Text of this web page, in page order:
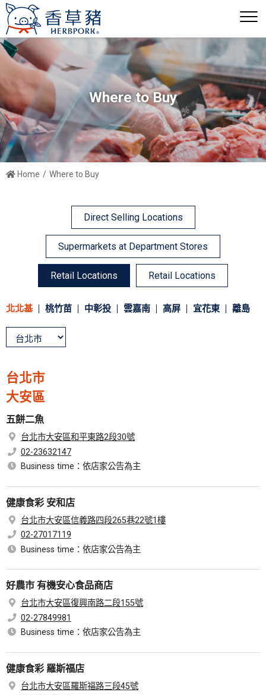
Where to Buy
Home Where to Buy
Direct Selling Locations
Supermarkets at Department Stores
Retail Locations Retail Locations
北北基 桃竹苗 中彰投 雲嘉南 高屏 宜花東 離島
台北市
大安區
五餅二魚
台北市大安區和平東路2段30號
02-23632147
Business time：依店家公告為主
健康食彩 安和店
台北市大安區信義路四段265巷22號1樓
02-27017119
Business time：依店家公告為主
好農市 有機安心食品商店
台北市大安區復興南路二段155號
02-27849981
Business time：依店家公告為主
健康食彩 羅斯福店
台北市大安區羅斯福路三段45號